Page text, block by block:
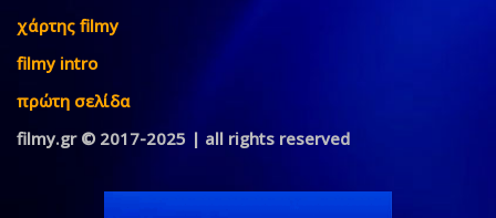
χάρτης filmy
filmy intro
πρώτη σελίδα
filmy.gr © 2017-2025 | all rights reserved